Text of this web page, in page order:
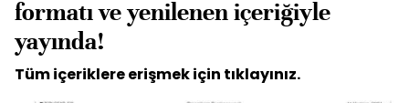
formatı ve yenilenen içeriğiyle
yayında!
Tüm içeriklere erişmek için tıklayınız.